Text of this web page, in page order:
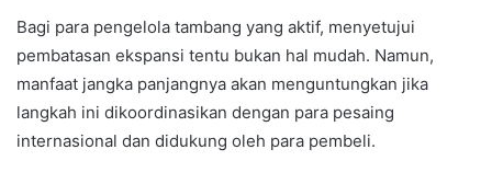
Bagi para pengelola tambang yang aktif, menyetujui
pembatasan ekspansi tentu bukan hal mudah. Namun,
manfaat jangka panjangnya akan menguntungkan jika
langkah ini dikoordinasikan dengan para pesaing
internasional dan didukung oleh para pembeli.